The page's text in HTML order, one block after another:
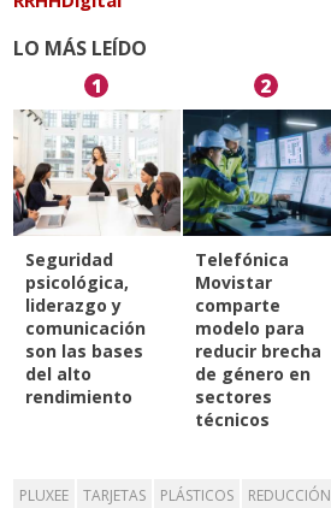
LO MÁS LEÍDO
1
Seguridad
psicológica,
liderazgo y
comunicación
son las bases
del alto
rendimiento
2
Telefónica
Movistar
comparte
modelo para
reducir brecha
de género en
sectores
técnicos
PLUXEE TARJETAS PLÁSTICOS REDUCCIÓN